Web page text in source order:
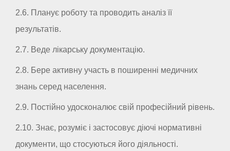
2.6. Планує роботу та проводить аналіз її
результатів.
2.7. Веде лікарську документацію.
2.8. Бере активну участь в поширенні медичних
знань серед населення.
2.9. Постійно удосконалює свій професійний рівень.
2.10. Знає, розуміє і застосовує діючі нормативні
документи, що стосуються його діяльності.